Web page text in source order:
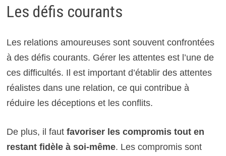
Les défis courants
Les relations amoureuses sont souvent confrontées
à des défis courants. Gérer les attentes est l’une de
ces difficultés. Il est important d’établir des attentes
réalistes dans une relation, ce qui contribue à
réduire les déceptions et les conflits.
De plus, il faut favoriser les compromis tout en
restant fidèle à soi-même. Les compromis sont